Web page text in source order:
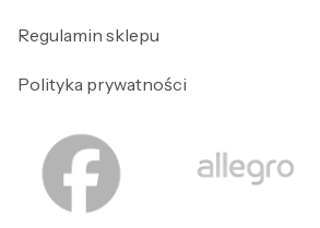
Regulamin sklepu
Polityka prywatności